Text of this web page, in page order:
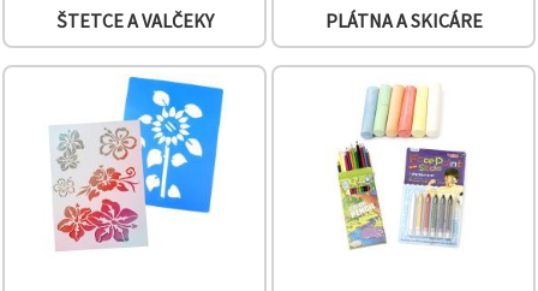
súhlasiť s
používaním
všetkých
súborov
na "Prijať
všetky!"
môžete
uviesť svoje
preferencie
ŠTETCE A VALČEKY PLÁTNA A SKICÁRE